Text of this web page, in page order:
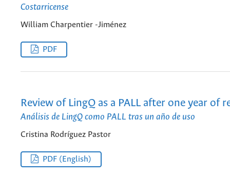
Costarricense
William Charpentier -Jiménez
PDF
Review of LingQ as a PALL after one year of
Análisis de LingQ como PALL tras un año de uso
Cristina Rodríguez Pastor
PDF (English)